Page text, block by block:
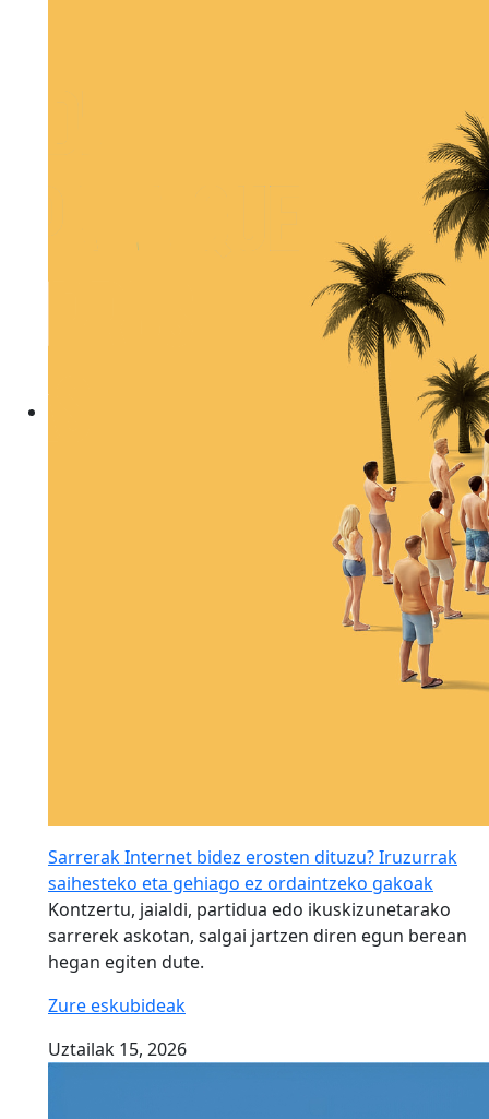
Sarrerak Internet bidez erosten dituzu? Iruzurrak
saihesteko eta gehiago ez ordaintzeko gakoak
Kontzertu, jaialdi, partidua edo ikuskizunetarako
sarrerek askotan, salgai jartzen diren egun berean
hegan egiten dute.
Zure eskubideak
Uztailak 15, 2026